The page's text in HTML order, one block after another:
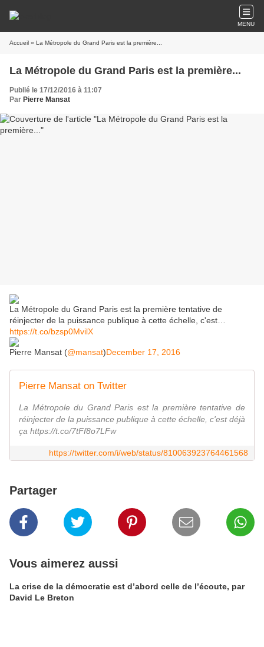
MENU
Accueil » La Métropole du Grand Paris est la première...
La Métropole du Grand Paris est la première...
Publié le 17/12/2016 à 11:07
Par Pierre Mansat
La Métropole du Grand Paris est la première tentative de
réinjecter de la puissance publique à cette échelle, c'est…
https://t.co/bzsp0MvilX
Pierre Mansat (@mansat)December 17, 2016
Pierre Mansat on Twitter
La Métropole du Grand Paris est la première tentative de
réinjecter de la puissance publique à cette échelle, c'est déjà
ça https://t.co/7tFf8o7LFw
https://twitter.com/i/web/status/810063923764461568
Partager
Vous aimerez aussi
La crise de la démocratie est d’abord celle de l’écoute, par
David Le Breton